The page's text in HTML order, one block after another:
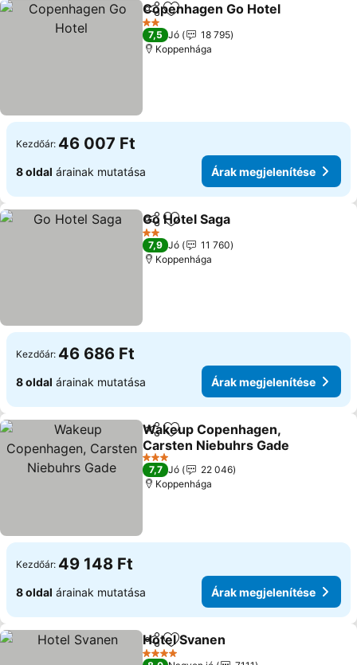
Megosztás
Hozzáadás a kedvencekhez
Copenhagen Go Hotel
2 Kategória
7,5 Jó
18 795
Koppenhága
Kezdőár: 46 007 Ft
8 oldal árainak mutatása Árak megjelenítése
Megosztás
Hozzáadás a kedvencekhez
Go Hotel Saga
2 Kategória
7,9 Jó
11 760
Koppenhága
Kezdőár: 46 686 Ft
8 oldal árainak mutatása Árak megjelenítése
Megosztás
Hozzáadás a kedvencekhez
Wakeup Copenhagen,
Carsten Niebuhrs Gade
3 Kategória
7,7 Jó
22 046
Koppenhága
Kezdőár: 49 148 Ft
8 oldal árainak mutatása Árak megjelenítése
Megosztás
Hozzáadás a kedvencekhez
Hotel Svanen
4 Kategória